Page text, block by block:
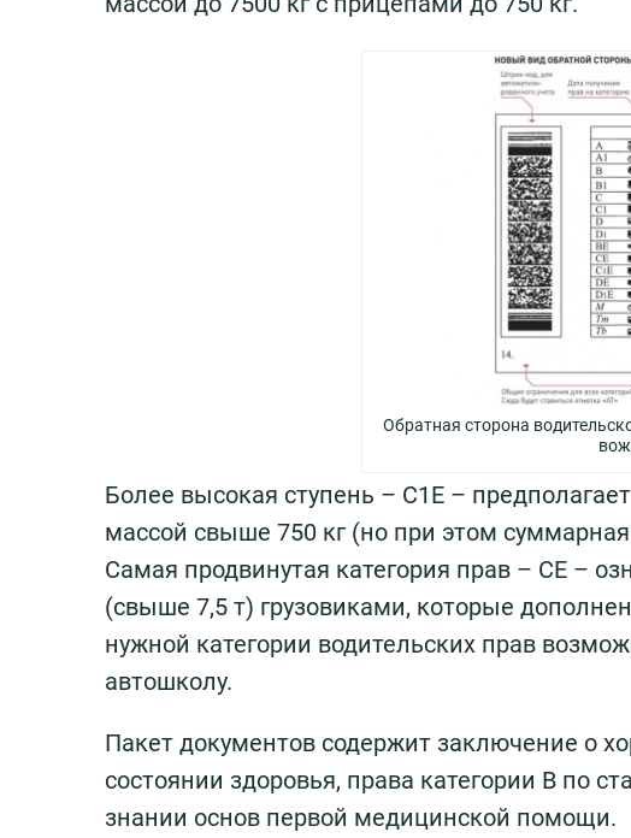
Обратная сторона
Более высокая ступень – С1Е –
массой свыше 750 кг (но при этом
Самая продвинутая категория прав – СЕ –
(свыше 7,5 т) грузовиками, которые
нужной категории водительских прав
автошколу.
Пакет документов содержит заключение о
состоянии здоровья, права категории В по
знании основ первой медицинской помощи.